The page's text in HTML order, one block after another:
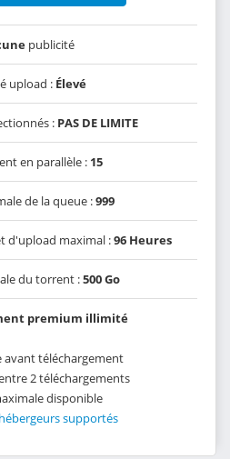
publicité
upload : Élevé
: PAS DE LIMITE
en parallèle : 15
de la queue :999
d'upload maximal :96 Heures
du torrent :500 Go
premium illimité
avant téléchargement
2 téléchargements
disponible
supportés